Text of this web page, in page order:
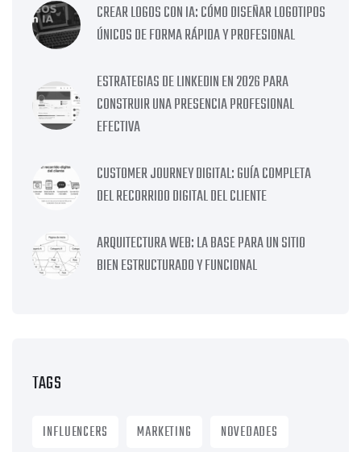
CREAR LOGOS CON IA: CÓMO DISEÑAR LOGOTIPOS
ÚNICOS DE FORMA RÁPIDA Y PROFESIONAL
ESTRATEGIAS DE LINKEDIN EN 2026 PARA
CONSTRUIR UNA PRESENCIA PROFESIONAL
EFECTIVA
CUSTOMER JOURNEY DIGITAL: GUÍA COMPLETA
DEL RECORRIDO DIGITAL DEL CLIENTE
ARQUITECTURA WEB: LA BASE PARA UN SITIO
BIEN ESTRUCTURADO Y FUNCIONAL
TAGS
INFLUENCERS MARKETING
NOVEDADES